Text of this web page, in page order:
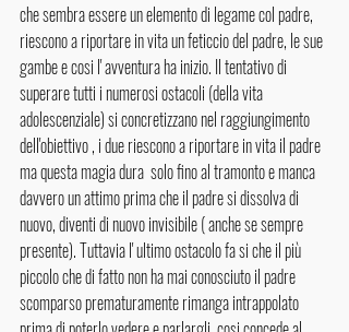
che sembra essere un elemento di legame col padre,
riescono a riportare in vita un feticcio del padre, le sue
gambe e cosi l' avventura ha inizio. Il tentativo di
superare tutti i numerosi ostacoli (della vita
adolescenziale) si concretizzano nel raggiungimento
dell'obiettivo , i due riescono a riportare in vita il padre
ma questa magia dura  solo fino al tramonto e manca
davvero un attimo prima che il padre si dissolva di
nuovo, diventi di nuovo invisibile ( anche se sempre
presente). Tuttavia l' ultimo ostacolo fa si che il più
piccolo che di fatto non ha mai conosciuto il padre
scomparso prematuramente rimanga intrappolato